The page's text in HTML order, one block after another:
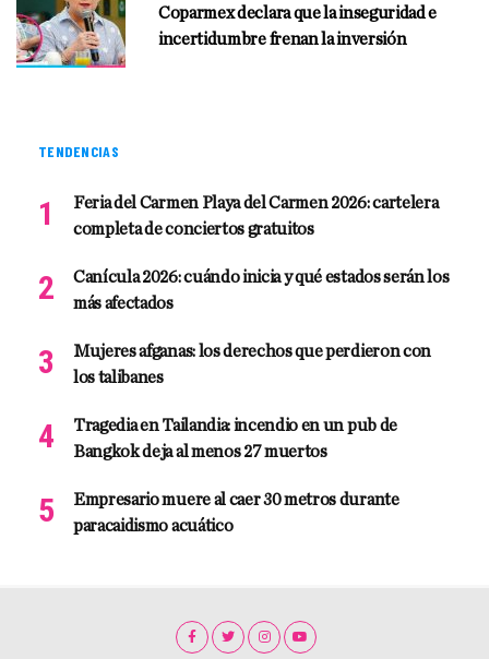
Coparmex declara que la inseguridad e
incertidumbre frenan la inversión
TENDENCIAS
Feria del Carmen Playa del Carmen 2026: cartelera
completa de conciertos gratuitos
Canícula 2026: cuándo inicia y qué estados serán los
más afectados
Mujeres afganas: los derechos que perdieron con
los talibanes
Tragedia en Tailandia: incendio en un pub de
Bangkok deja al menos 27 muertos
Empresario muere al caer 30 metros durante
paracaidismo acuático